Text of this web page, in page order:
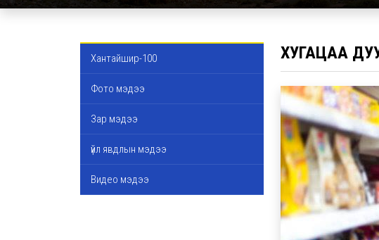
Хантайшир-100
Фото мэдээ
Зар мэдээ
үйл явдлын мэдээ
Видео мэдээ
ХУГАЦАА